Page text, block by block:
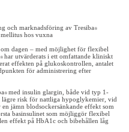
och marknadsföring av Tresiba®
hos vuxna
dagen – med möjlighet för flexibel
® har utvärderats i ett omfattande kliniskt
effekten på glukoskontrollen, antalet
för administrering efter
® med insulin glargin, både vid typ 1-
risk för nattliga hypoglykemier, vid
en jämn blodsockersänkande effekt som
basinsulinet som möjliggör flexibel
effekt på HbA1c och bibehållen låg